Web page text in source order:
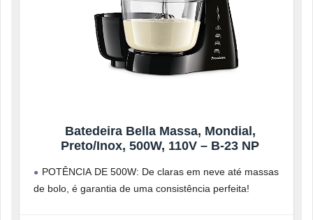
Batedeira Bella Massa, Mondial,
Preto/Inox, 500W, 110V – B-23 NP
POTÊNCIA DE 500W: De claras em neve até massas
de bolo, é garantia de uma consistência perfeita!